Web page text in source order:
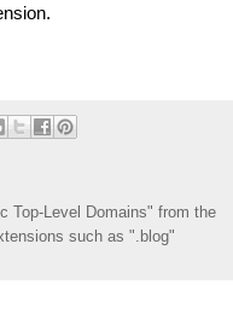
Top-Level Domains" from the
such as ".blog"